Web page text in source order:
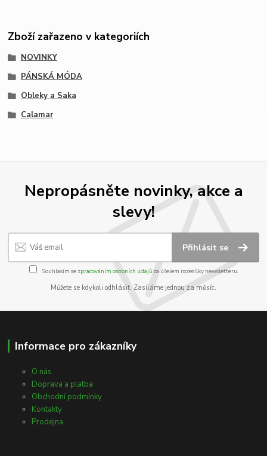
Zboží zařazeno v kategoriích
NOVINKY
PÁNSKÁ MÓDA
Obleky a Saka
Calamar
Nepropásněte novinky, akce a
slevy!
Přihlásit se
Souhlasím se zpracováním osobních údajůza účelem rozesílky newsletteru.
Můžete se kdykoli odhlásit. Zasíláme jednou za měsíc.
Informace pro zákazníky
O nás
Doprava a platba
Obchodní podmínky
Kontakty
Prodejna